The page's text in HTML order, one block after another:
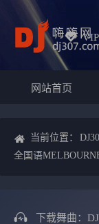
网站首页
当前位置：
全国语